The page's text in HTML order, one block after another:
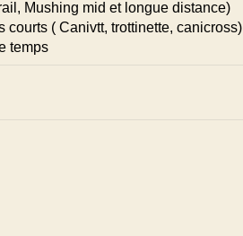
Mushing mid et longue distance)
courts ( Canivtt, trottinette, canicross)
temps